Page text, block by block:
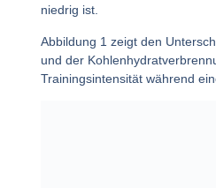
niedrig ist.
Abbildung 1 zeigt den
und der
Trainingsintensität während